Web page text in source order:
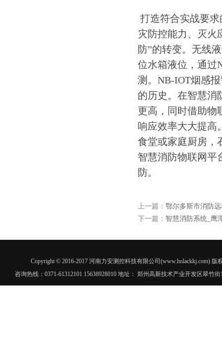
打造符合实战要
灾防控能力、灭火
防”的转变。无线
位水箱液位，通过
测。NB-IOT烟感
的历史。在智慧消
更高，同时借助物
响应效率大大提高
食堂或家庭厨房，
智慧消防物联网平
防。
上一篇： 鄂尔多斯市消防
下一篇： 智慧消防系统_鹰
Copyright © 2016-2017 河南力安测控科技有限公司(www.hnlackkj.com)
咨询热线：0371-61312101 15638928010 地址： 郑州高新技术产业开发区翠竹